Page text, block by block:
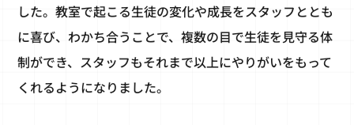
した。教室で起こる生徒の変化や成長をスタッフととも
に喜び、わかち合うことで、複数の目で生徒を見守る体
制ができ、スタッフもそれまで以上にやりがいをもって
くれるようになりました。